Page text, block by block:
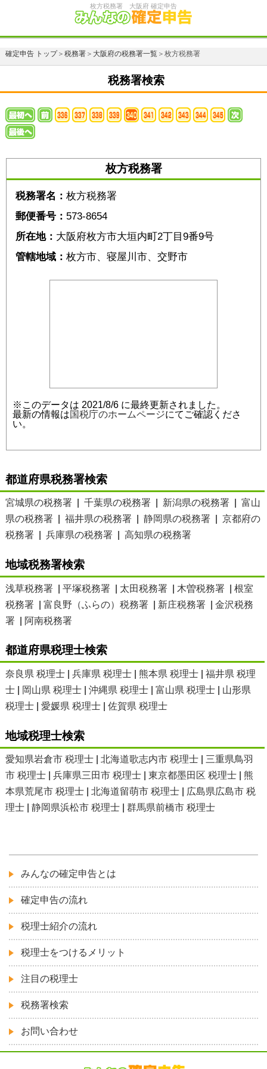
枚方税務署 大阪府 確定申告
確定申告 トップ＞ 税務署＞ 大阪府の税務署一覧＞枚方税務署
税務署検索
枚方税務署
税務署名： 枚方税務署
郵便番号： 573-8654
所在地： 大阪府枚方市大垣内町2丁目9番9号
管轄地域： 枚方市、寝屋川市、交野市
※このデータは 2021/8/6 に最終更新されました。
最新の情報は国税庁のホームページにてご確認くださ
い。
都道府県税務署検索
宮城県の税務署| 千葉県の税務署| 新潟県の税務署| 富山
県の税務署| 福井県の税務署| 静岡県の税務署| 京都府の
税務署| 兵庫県の税務署| 高知県の税務署
地域税務署検索
浅草税務署| 平塚税務署| 太田税務署| 木曽税務署| 根室
税務署| 富良野（ふらの）税務署| 新庄税務署| 金沢税務
署| 阿南税務署
都道府県税理士検索
奈良県 税理士| 兵庫県 税理士| 熊本県 税理士| 福井県 税理
士| 岡山県 税理士| 沖縄県 税理士| 富山県 税理士| 山形県
税理士| 愛媛県 税理士| 佐賀県 税理士
地域税理士検索
愛知県岩倉市 税理士| 北海道歌志内市 税理士| 三重県鳥羽
市 税理士| 兵庫県三田市 税理士| 東京都墨田区 税理士| 熊
本県荒尾市 税理士| 北海道留萌市 税理士|
広島県広島市 税
理士| 静岡県浜松市 税理士| 群馬県前橋市 税理士
みんなの確定申告とは
確定申告の流れ
税理士紹介の流れ
税理士をつけるメリット
注目の税理士
税務署検索
お問い合わせ